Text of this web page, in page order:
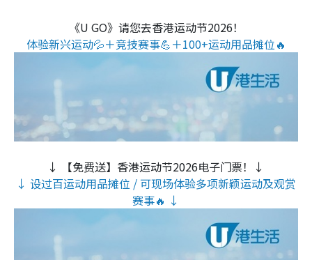
《U GO》请您去香港运动节2026！
体验新兴运动💦＋竞技赛事💪＋100+运动用品摊位🔥
↓ 【免费送】香港运动节2026电子门票！↓
↓ 设过百运动用品摊位 / 可现场体验多项新颖运动及观赏
赛事🔥 ↓